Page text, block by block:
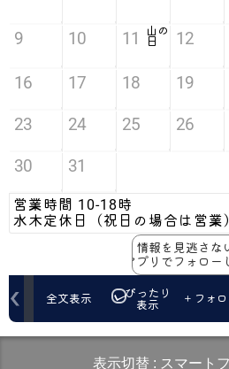
表示切替 : スマート